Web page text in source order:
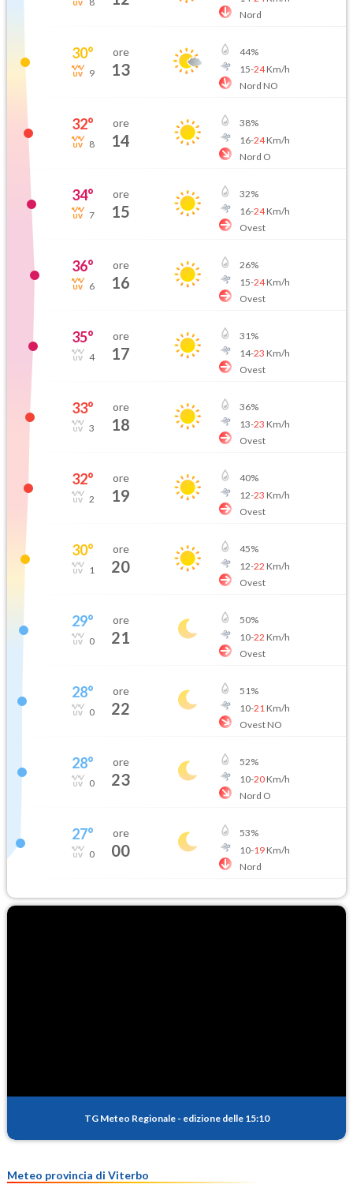
Nord
30°
9
ore
13
44%
15-24Km/h
Nord NO
32°
8
ore
14
38%
16-24Km/h
Nord O
34°
7
ore
15
32%
16-24Km/h
Ovest
36°
6
ore
16
26%
15-24Km/h
Ovest
35°
4
ore
17
31%
14-23 Km/h
Ovest
33°
3
ore
18
36%
13-23 Km/h
Ovest
32°
2
ore
19
40%
12-23 Km/h
Ovest
30°
1
ore
20
45%
12-22 Km/h
Ovest
29°
0
ore
21
50%
10-22 Km/h
Ovest
28°
0
ore
22
51%
10-21 Km/h
Ovest NO
28°
0
ore
23
52%
10-20Km/h
Nord O
27°
0
ore
00
53%
10-19Km/h
Nord
TG Meteo Regionale - edizione delle 15:10
Meteo provincia di Viterbo